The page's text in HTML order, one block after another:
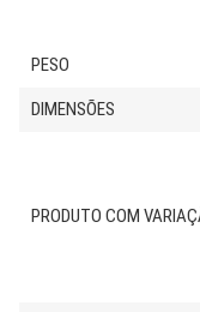
PESO
DIMENSÕES
PRODUTO COM